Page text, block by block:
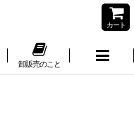
カート
卸販売のこと